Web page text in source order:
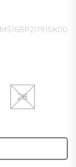
MS16BP21191SK00
28